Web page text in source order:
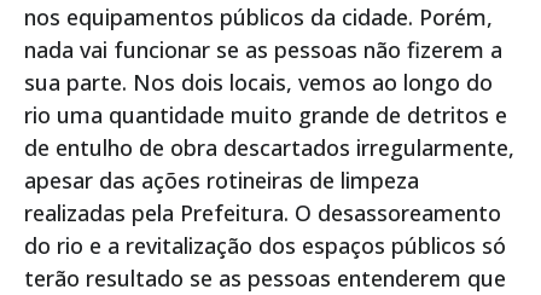
nos equipamentos públicos da cidade. Porém,
nada vai funcionar se as pessoas não fizerem a
sua parte. Nos dois locais, vemos ao longo do
rio uma quantidade muito grande de detritos e
de entulho de obra descartados irregularmente,
apesar das ações rotineiras de limpeza
realizadas pela Prefeitura. O desassoreamento
do rio e a revitalização dos espaços públicos só
terão resultado se as pessoas entenderem que